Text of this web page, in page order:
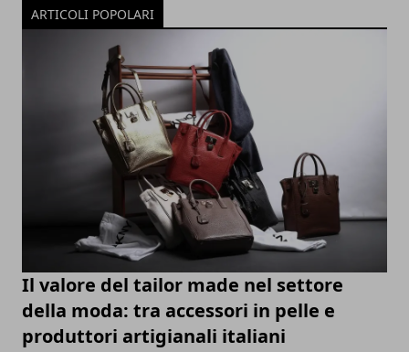
ARTICOLI POPOLARI
Il valore del tailor made nel settore
della moda: tra accessori in pelle e
produttori artigianali italiani